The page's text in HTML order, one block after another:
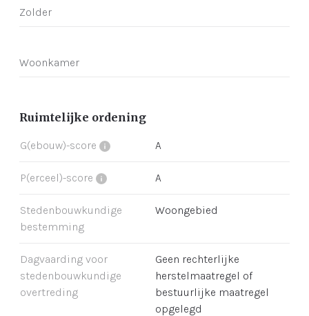
Zolder
Woonkamer
Ruimtelijke ordening
G(ebouw)-score A
P(erceel)-score A
Stedenbouwkundige
bestemming
Woongebied
Dagvaarding voor
stedenbouwkundige
overtreding
Geen rechterlijke
herstelmaatregel of
bestuurlijke maatregel
opgelegd